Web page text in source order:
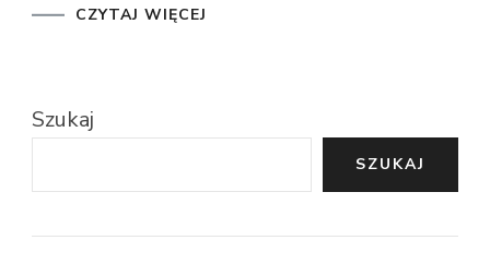
CZYTAJ WIĘCEJ
Szukaj
SZUKAJ